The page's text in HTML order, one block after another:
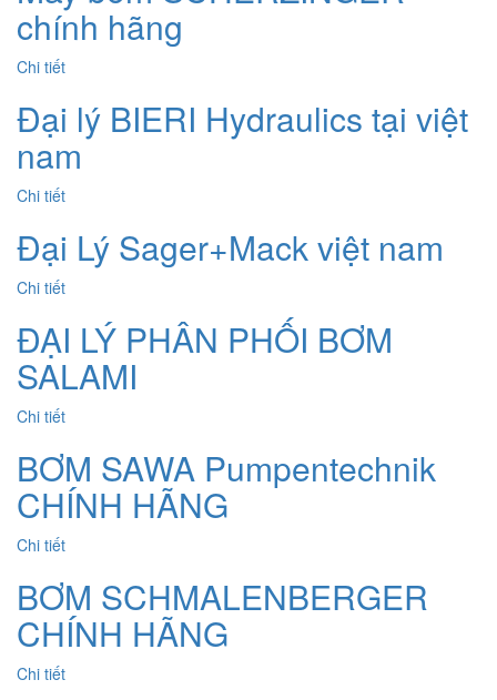
chính hãng
Chi tiết
Đại lý BIERI Hydraulics tại việt
nam
Chi tiết
Đại Lý Sager+Mack việt nam
Chi tiết
ĐẠI LÝ PHÂN PHỐI BƠM
SALAMI
Chi tiết
BƠM SAWA Pumpentechnik
CHÍNH HÃNG
Chi tiết
BƠM SCHMALENBERGER
CHÍNH HÃNG
Chi tiết